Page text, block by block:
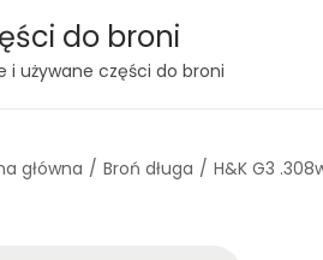
do broni
i używane części do broni
główna / Broń długa / H&K G3